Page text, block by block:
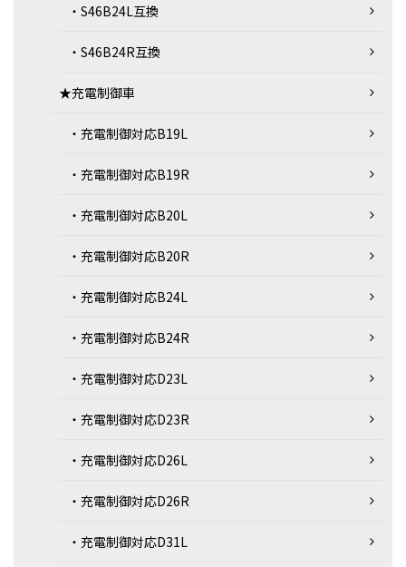
・S46B24L互換
・S46B24R互換
★充電制御車
・充電制御対応B19L
・充電制御対応B19R
・充電制御対応B20L
・充電制御対応B20R
・充電制御対応B24L
・充電制御対応B24R
・充電制御対応D23L
・充電制御対応D23R
・充電制御対応D26L
・充電制御対応D26R
・充電制御対応D31L